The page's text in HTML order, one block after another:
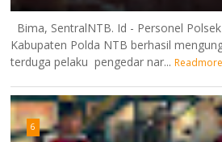
Bima, SentralNTB. Id - Personel
Kabupaten Polda NTB berhasil
terduga pelaku pengedar nar... Readmore
6